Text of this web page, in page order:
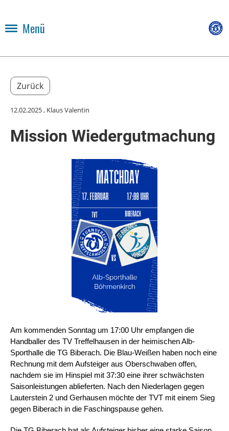
Menü
Zurück
12.02.2025, Klaus Valentin
Mission Wiedergutmachung
Am kommenden Sonntag um 17:00 Uhr empfangen die
Handballer des TV Treffelhausen in der heimischen Alb-
Sporthalle die TG Biberach. Die Blau-Weißen haben noch eine
Rechnung mit dem Aufsteiger aus Oberschwaben offen,
nachdem sie im Hinspiel mit 37:30 eine ihrer schwächsten
Saisonleistungen ablieferten. Nach den Niederlagen gegen
Lauterstein 2 und Gerhausen möchte der TVT mit einem Sieg
gegen Biberach in die Faschingspause gehen.